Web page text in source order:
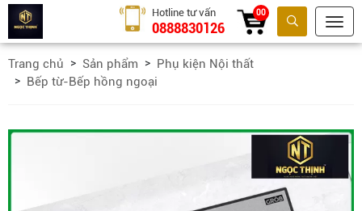
Tìm kiếm
Hotline tư vấn
0888830126
00
Trang chủ Sản phẩm
Phụ kiện Nội thất
Bếp từ-Bếp hồng ngoại